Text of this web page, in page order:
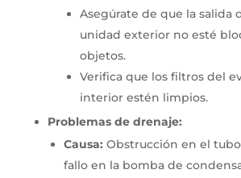
Asegúrate de que la salida
unidad exterior no esté
objetos.
Verifica que los filtros del
interior estén limpios.
Problemas de drenaje:
Causa: Obstrucción en el
fallo en la bomba de